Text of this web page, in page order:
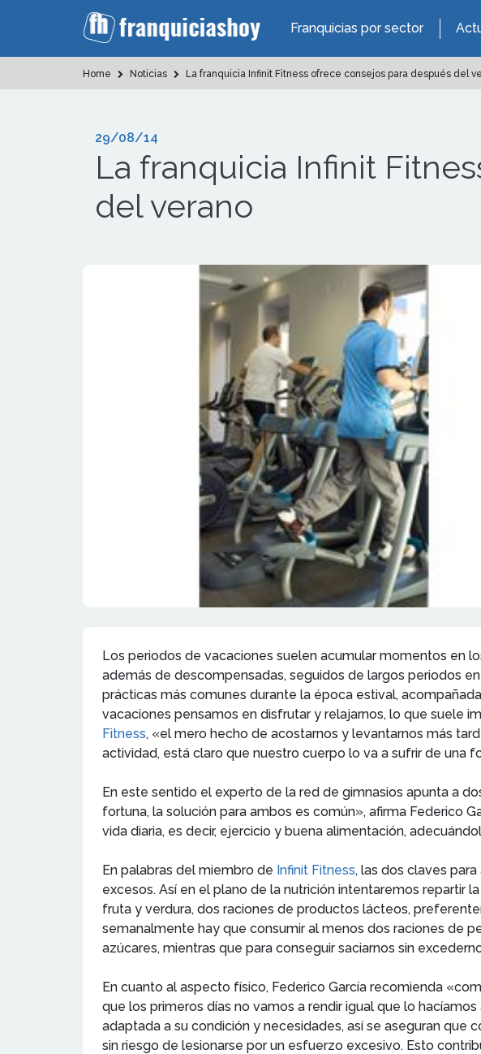
Franquicias por sector
Home Noticias La franquicia Infinit Fitness ofrece consejos para después del
29/08/14
La franquicia Infinit
del verano
Los periodos de vacaciones suelen acumular momentos en
además de descompensadas, seguidos de largos periodos
prácticas más comunes durante la época estival,
vacaciones pensamos en disfrutar y relajarnos, lo que suele
Fitness, «el mero hecho de acostarnos y levantarnos más
actividad, está claro que nuestro cuerpo lo va a sufrir de una
En este sentido el experto de la red de gimnasios apunta a
fortuna, la solución para ambos es común», afirma Federico
vida diaria, es decir, ejercicio y buena alimentación,
En palabras del miembro de Infinit Fitness, las dos claves
excesos. Así en el plano de la nutrición intentaremos repartir
fruta y verdura, dos raciones de productos lácteos,
semanalmente hay que consumir al menos dos raciones de
azúcares, mientras que para conseguir saciarnos sin
En cuanto al aspecto físico, Federico García recomienda
que los primeros días no vamos a rendir igual que lo
adaptada a su condición y necesidades, así se aseguran
sin riesgo de lesionarse por un esfuerzo excesivo. Esto